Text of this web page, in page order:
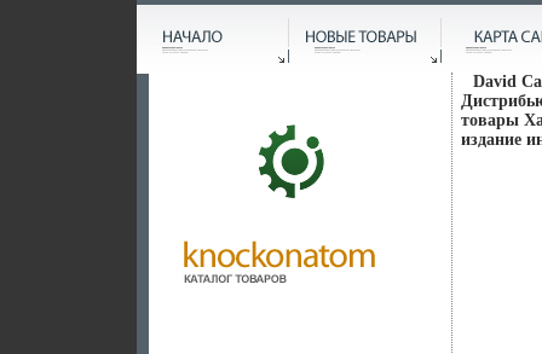
David
товары
издание